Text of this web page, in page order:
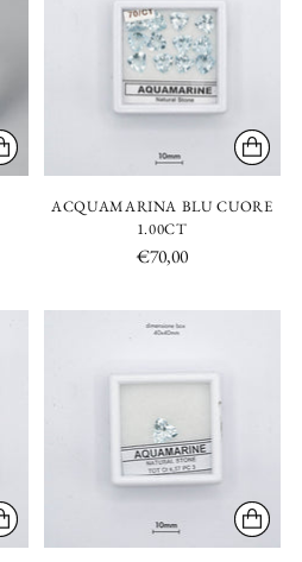
ACQUAMARINA BLU CUORE
1.00CT
€70,00